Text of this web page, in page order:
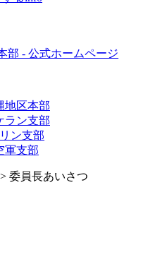
地区本部
ラン支部
ン支部
軍支部
> 委員長あいさつ